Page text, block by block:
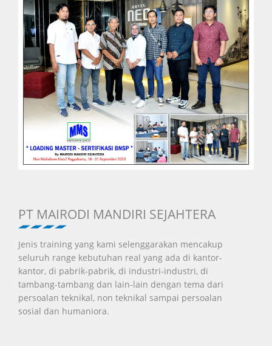
PT MAIRODI MANDIRI SEJAHTERA
Jenis training yang kami selenggarakan mencakup
seluruh range kebutuhan real yang ada di kantor-
kantor, di pabrik-pabrik, di industri-industri, di
tambang-tambang dan lain-lain dengan tema dari
persoalan teknikal, non teknikal sampai persoalan
sosial dan humaniora.